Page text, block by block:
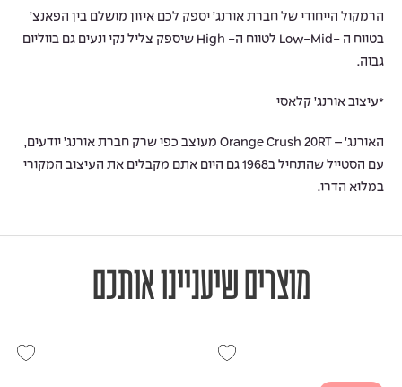
הרמקול הייחודי של חברת אורנג’ יספק לכם איזון מושלם בין הפאנצ’
בטווח ה -Low-Mid לטווח ה- High שיספק צליל נקי ונעים גם בווליום
גבוה.
*עיצוב אורנג’ קלאסי
האורנג’ – Orange Crush 20RT מעוצב כפי שרק חברת אורנג’ יודעים,
עם הסטייל שהתחיל ב1968 גם היום אתם מקבלים את העיצוב המקורי
במלוא הדרו.
מוצרים שיעניינו אותכם